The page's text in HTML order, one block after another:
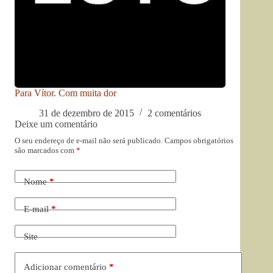
Para Vítor. Com muita dor
31 de dezembro de 2015
2 comentários
Deixe um comentário
O seu endereço de e-mail não será publicado. Campos obrigatórios
são marcados com *
Nome*
E-mail*
Site
Adicionar comentário *